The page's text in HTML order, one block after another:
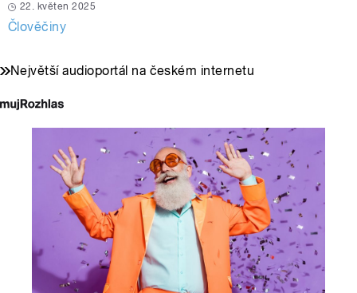
22. květen 2025
Člověčiny
Největší audioportál na českém internetu